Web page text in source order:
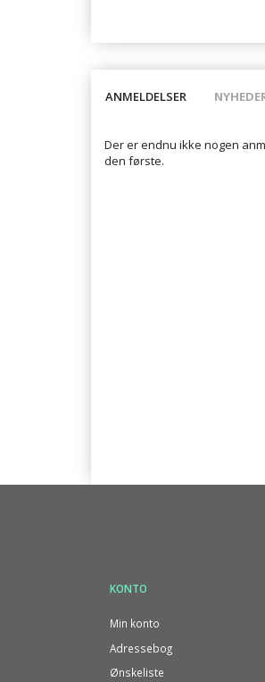
ANMELDELSER
Der er endnu ikke nogen
den første.
KONTO
Min konto
Adressebog
Ønskeliste